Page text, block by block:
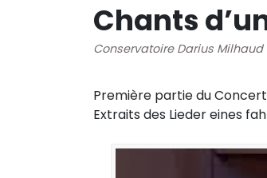
Chants
Conservatoire Darius Milhaud
Première partie du
Extraits des Lieder eines